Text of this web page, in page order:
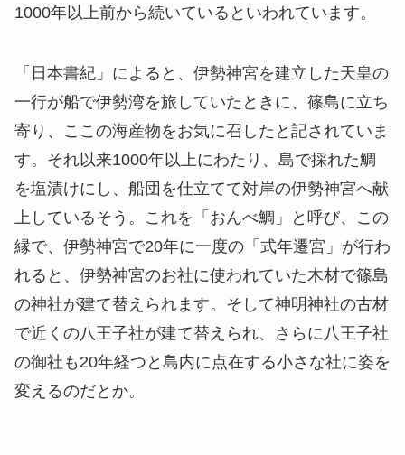
1000年以上前から続いているといわれています。
「日本書紀」によると、伊勢神宮を建立した天皇の
一行が船で伊勢湾を旅していたときに、篠島に立ち
寄り、ここの海産物をお気に召したと記されていま
す。それ以来1000年以上にわたり、島で採れた鯛
を塩漬けにし、船団を仕立てて対岸の伊勢神宮へ献
上しているそう。これを「おんべ鯛」と呼び、この
縁で、伊勢神宮で20年に一度の「式年遷宮」が行わ
れると、伊勢神宮のお社に使われていた木材で篠島
の神社が建て替えられます。そして神明神社の古材
で近くの八王子社が建て替えられ、さらに八王子社
の御社も20年経つと島内に点在する小さな社に姿を
変えるのだとか。